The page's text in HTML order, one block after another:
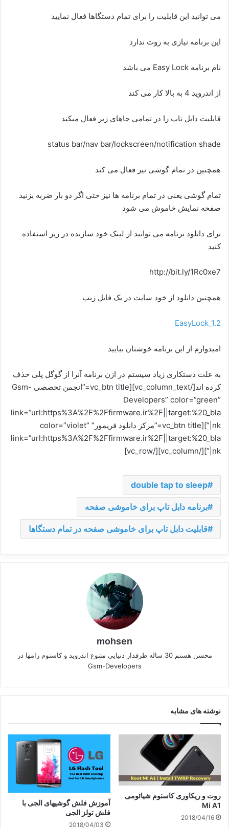
می توانید این قابلیت را برای تمام دستگاها فعال نمایید
این برنامه نیازی به روت ندارد
نام برنامه Easy Lock می باشد
از اندروید 4 به بالا کار می کند
قابلیت دابل تاپ را در تمامی جاهای زیر فعال میکند
status bar/nav bar/lockscreen/notification shade
همچنین در تمام گوشی نیز فعال می کند
تمام گوشی یعنی در تمام برنامه ها نیز حتی اگر دو بار ضربه بزنید
صفحه نمایش خاموش می شود
برای دانلود برنامه می توانید از لینک خود سازنده در زیر استفاده
کنید
http://bit.ly/1Rc0xe7
همچنین دانلود از خود سایت در یک فایل زیپ
EasyLock_1.2
امیدوارم از این برنامه خوشتان بیایید
به علت دستکاری زیاد سیستم در ازن برنامه آنرا از گوگل پلی حذف
کرده اند[/vc_column_text][vc_btn title=”انجمن تخصصی Gsm-
Developers” color=”green”
link=”url:https%3A%2F%2Ffirmware.ir%2F||target:%20_bla
nk|”][vc_btn title=”مرکز دانلود فریمور” color=”violet”
link=”url:https%3A%2F%2Ffirmware.ir%2F||target:%20_bla
nk|”][/vc_column][/vc_row]
double tap to sleep
برنامه دابل تاپ برای خاموشی صفحه
قابلیت دابل تاپ برای خاموشی صفحه در تمام دستگاها
mohsen
محسن هستم 30 ساله طرفدار دنیایی متنوع اندروید و کاستوم رامها در
Gsm-Developers
نوشته های مشابه
روت و ریکاوری کاستوم شیائومی
Mi A1
2018/04/16
آموزش فلش گوشیهای الجی با
فلش تولز الجی
2018/04/03